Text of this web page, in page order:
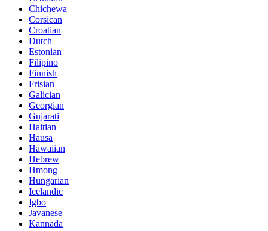
Chichewa
Corsican
Croatian
Dutch
Estonian
Filipino
Finnish
Frisian
Galician
Georgian
Gujarati
Haitian
Hausa
Hawaiian
Hebrew
Hmong
Hungarian
Icelandic
Igbo
Javanese
Kannada